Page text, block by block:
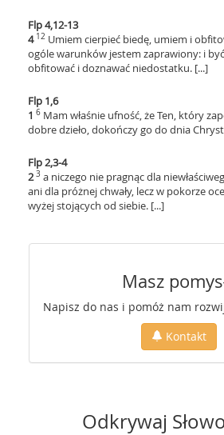
Flp 4,12-13
4 12 Umiem cierpieć biedę, umiem i
ogóle warunków jestem zaprawiony: i
obfitować i doznawać niedostatku. [...]
Flp 1,6
1 6 Mam właśnie ufność, że Ten, który
dobre dzieło, dokończy go do dnia
Flp 2,3-4
2 3 a niczego nie pragnąc dla
ani dla próżnej chwały, lecz w pokorze
wyżej stojących od siebie. [...]
Masz
Napisz do nas i pomóż nam
Kontakt
Odkrywaj